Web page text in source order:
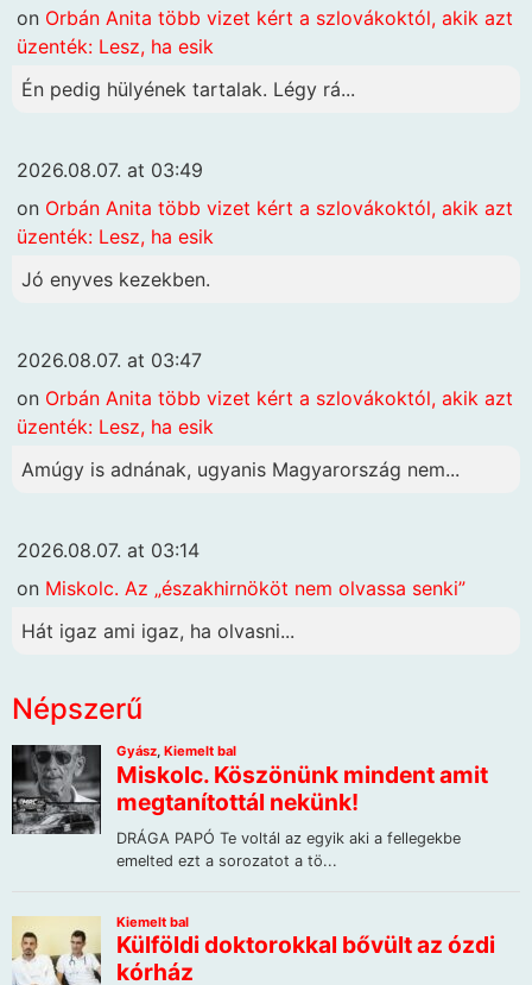
on Orbán Anita több vizet kért a szlovákoktól, akik azt
üzenték: Lesz, ha esik
Én pedig hülyének tartalak. Légy rá...
2026.08.07. at 03:49
on Orbán Anita több vizet kért a szlovákoktól, akik azt
üzenték: Lesz, ha esik
Jó enyves kezekben.
2026.08.07. at 03:47
on Orbán Anita több vizet kért a szlovákoktól, akik azt
üzenték: Lesz, ha esik
Amúgy is adnának, ugyanis Magyarország nem...
2026.08.07. at 03:14
on Miskolc. Az „északhirnököt nem olvassa senki”
Hát igaz ami igaz, ha olvasni...
Népszerű